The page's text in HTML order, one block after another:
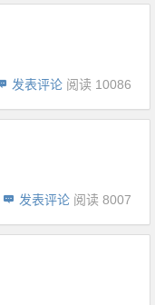
发表评论 阅读 10086
发表评论 阅读 8007